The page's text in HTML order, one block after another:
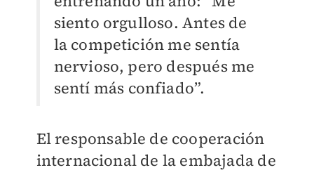
siento orgulloso. Antes de
la competición me sentía
nervioso, pero después me
sentí más confiado”.
El responsable de cooperación
internacional de la embajada de